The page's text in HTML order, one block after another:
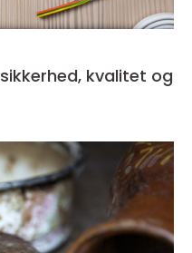
kvalitet og